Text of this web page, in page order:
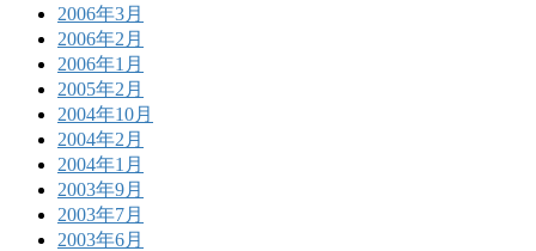
2006年3月
2006年2月
2006年1月
2005年2月
2004年10月
2004年2月
2004年1月
2003年9月
2003年7月
2003年6月